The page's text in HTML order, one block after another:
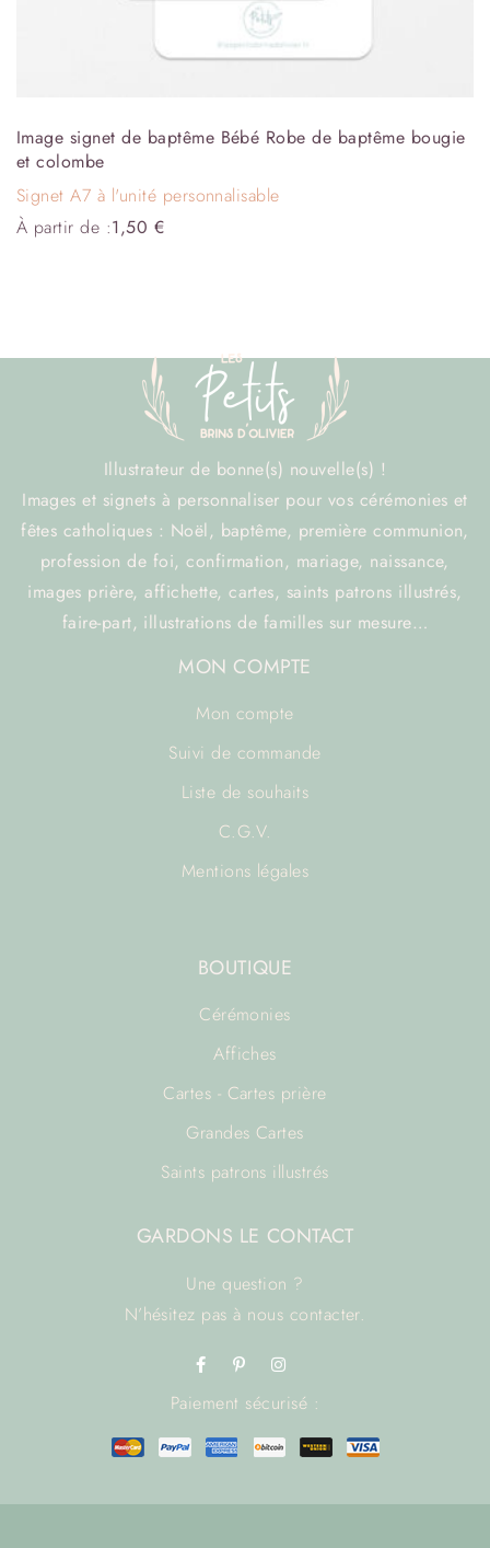
Image signet de baptême Bébé Robe de baptême bougie
et colombe
Signet A7 à l'unité personnalisable
À partir de :1,50 €
Illustrateur de bonne(s) nouvelle(s) !
Images et signets à personnaliser pour vos cérémonies et
fêtes catholiques : Noël, baptême, première communion,
profession de foi, confirmation, mariage, naissance,
images prière, affichette, cartes, saints patrons illustrés,
faire-part, illustrations de familles sur mesure…
MON COMPTE
Mon compte
Suivi de commande
Liste de souhaits
C.G.V.
Mentions légales
BOUTIQUE
Cérémonies
Affiches
Cartes - Cartes prière
Grandes Cartes
Saints patrons illustrés
GARDONS LE CONTACT
Une question ?
N’hésitez pas à nous contacter.
Paiement sécurisé :